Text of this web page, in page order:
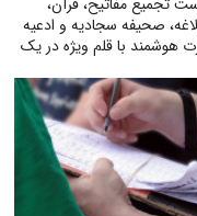
صحیفه سجادیه و ادعیه
هوشمند با قلم ویژه در یک